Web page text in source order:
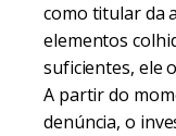
como titular da
elementos
suficientes, ele
A partir do
denúncia, o